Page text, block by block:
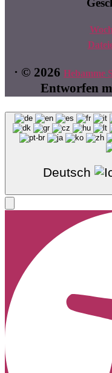
· © 2026 Hebamme
Entworfen
Deutsch